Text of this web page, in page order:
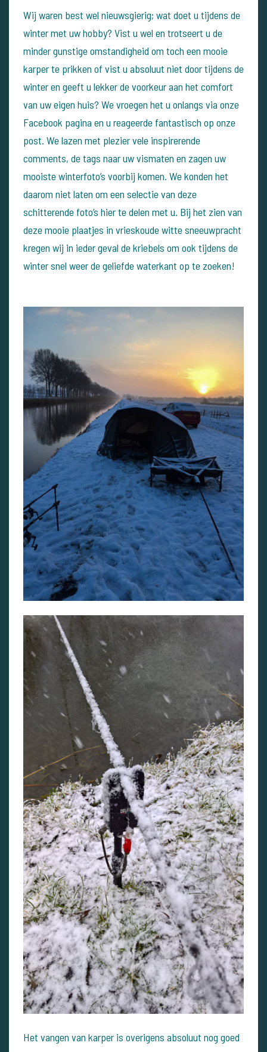
Wij waren best wel nieuwsgierig; wat doet u tijdens de
winter met uw hobby? Vist u wel en trotseert u de
minder gunstige omstandigheid om toch een mooie
karper te prikken of vist u absoluut niet door tijdens de
winter en geeft u lekker de voorkeur aan het comfort
van uw eigen huis? We vroegen het u onlangs via onze
Facebook pagina en u reageerde fantastisch op onze
post. We lazen met plezier vele inspirerende
comments, de tags naar uw vismaten en zagen uw
mooiste winterfoto’s voorbij komen. We konden het
daarom niet laten om een selectie van deze
schitterende foto’s hier te delen met u. Bij het zien van
deze mooie plaatjes in vrieskoude witte sneeuwpracht
kregen wij in ieder geval de kriebels om ook tijdens de
winter snel weer de geliefde waterkant op te zoeken!
Het vangen van karper is overigens absoluut nog goed